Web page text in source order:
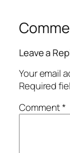
Leave a
Your email
Required
Comment*